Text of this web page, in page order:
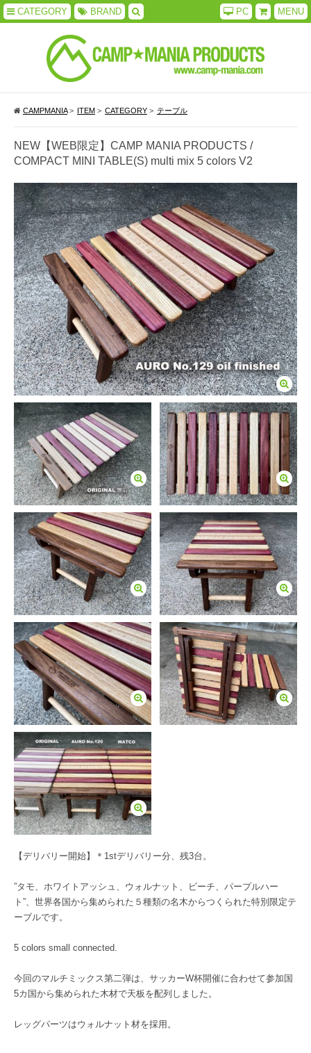
CATEGORY BRAND MENU
PC
CAMPMANIA> ITEM > CATEGORY > テーブル
NEW【WEB限定】CAMP MANIA PRODUCTS /
COMPACT MINI TABLE(S) multi mix 5 colors V2
【デリバリー開始】＊1stデリバリー分、残3台。
”タモ、ホワイトアッシュ、ウォルナット、ビーチ、パープルハー
ト”、世界各国から集められた５種類の名木からつくられた特別限定テ
ーブルです。
5 colors small connected.
今回のマルチミックス第二弾は、サッカーW杯開催に合わせて参加国
5カ国から集められた木材で天板を配列しました。
レッグパーツはウォルナット材を採用。